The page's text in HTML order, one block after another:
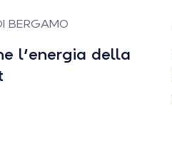
BERGAMO
l'energia della